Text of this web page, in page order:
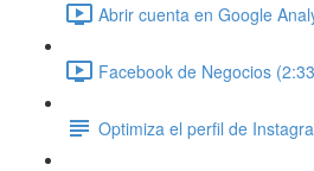
Abrir cuenta en Google
Facebook de Negocios
Optimiza el perfil de